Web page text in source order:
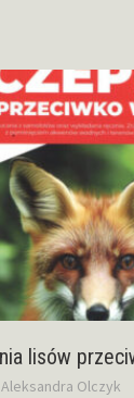
lisów
Aleksandra Olczyk